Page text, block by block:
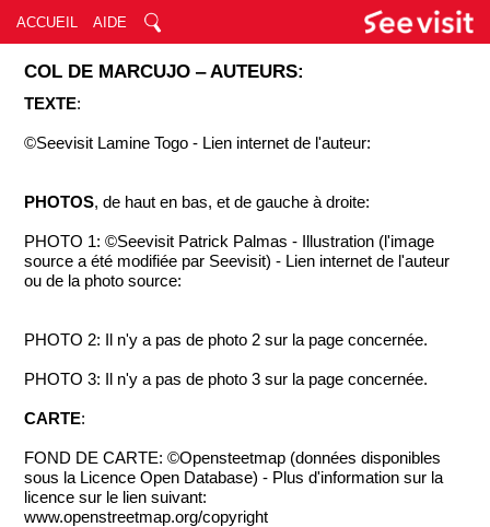
ACCUEIL AIDE
COL DE MARCUJO ‒ AUTEURS:
TEXTE:
©Seevisit Lamine Togo - Lien internet de l'auteur:
PHOTOS, de haut en bas, et de gauche à droite:
PHOTO 1: ©Seevisit Patrick Palmas - Illustration (l'image
source a été modifiée par Seevisit) - Lien internet de l'auteur
ou de la photo source:
PHOTO 2: Il n'y a pas de photo 2 sur la page concernée.
PHOTO 3: Il n'y a pas de photo 3 sur la page concernée.
CARTE:
FOND DE CARTE: ©Opensteetmap (données disponibles
sous la Licence Open Database) - Plus d'information sur la
licence sur le lien suivant:
www.openstreetmap.org/copyright